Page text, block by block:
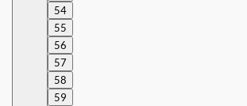
54
55
56
57
58
59